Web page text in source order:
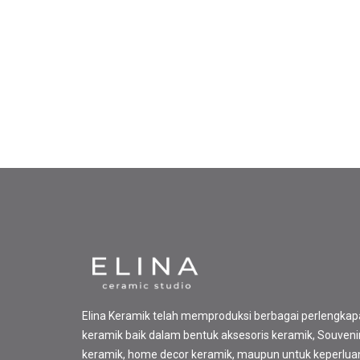
Elina Keramik telah memproduksi berbagai
keramik baik dalam bentuk aksesoris keramik,
keramik, home decor keramik, maupun untuk